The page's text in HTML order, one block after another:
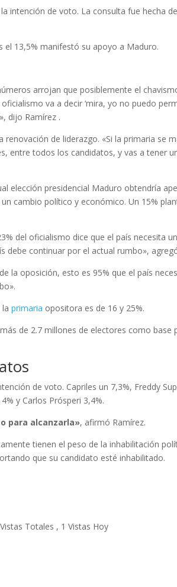
intención de voto. La consulta fue hecha
el 13,5% manifestó su apoyo a Maduro.
arrojan que posiblemente el
va a decir ‘mira, yo no puedo
dijo Ramírez .
de liderazgo. «Si la primaria se
entre todos los candidatos, y vas a tener
elección presidencial Maduro obtendría
cambio político y económico. Un 15%
del oficialismo dice que el país necesita
debe continuar por el actual rumbo»,
la oposición, esto es 95% que el país
laprimaria opositora es de 16 y 25%.
de 2.7 millones de electores como base
de voto. Capriles un 7,3%, Freddy
y Carlos Prósperi 3,4%.
para alcanzarla», afirmó Ramírez.
tienen el peso de la inhabilitación
que su candidato esté inhabilitado.
Totales , 1 Vistas Hoy